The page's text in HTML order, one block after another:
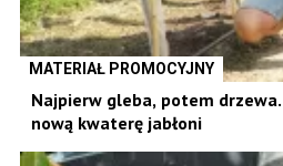
MATERIAŁ PROMOCYJNY
Najpierw gleba, potem
nową kwaterę jabłoni